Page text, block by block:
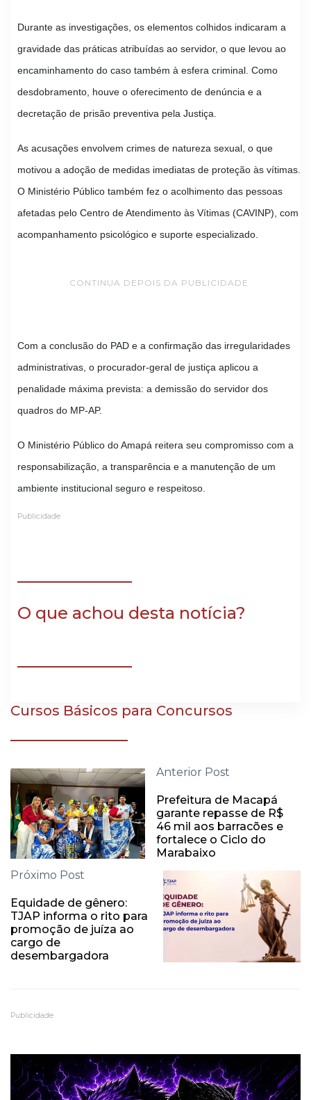
Durante as investigações, os elementos colhidos indicaram a
gravidade das práticas atribuídas ao servidor, o que levou ao
encaminhamento do caso também à esfera criminal. Como
desdobramento, houve o oferecimento de denúncia e a
decretação de prisão preventiva pela Justiça.
As acusações envolvem crimes de natureza sexual, o que
motivou a adoção de medidas imediatas de proteção às vítimas.
O Ministério Público também fez o acolhimento das pessoas
afetadas pelo Centro de Atendimento às Vítimas (CAVINP), com
acompanhamento psicológico e suporte especializado.
CONTINUA DEPOIS DA PUBLICIDADE
Com a conclusão do PAD e a confirmação das irregularidades
administrativas, o procurador-geral de justiça aplicou a
penalidade máxima prevista: a demissão do servidor dos
quadros do MP-AP.
O Ministério Público do Amapá reitera seu compromisso com a
responsabilização, a transparência e a manutenção de um
ambiente institucional seguro e respeitoso.
Publicidade
O que achou desta notícia?
Cursos Básicos para Concursos
Anterior Post
Prefeitura de Macapá
garante repasse de R$
46 mil aos barracões e
fortalece o Ciclo do
Marabaixo
Próximo Post
Equidade de gênero:
TJAP informa o rito para
promoção de juíza ao
cargo de
desembargadora
Publicidade